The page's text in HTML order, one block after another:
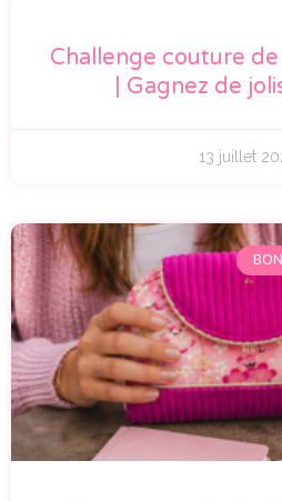
Challenge couture
| Gagnez de
13 juillet